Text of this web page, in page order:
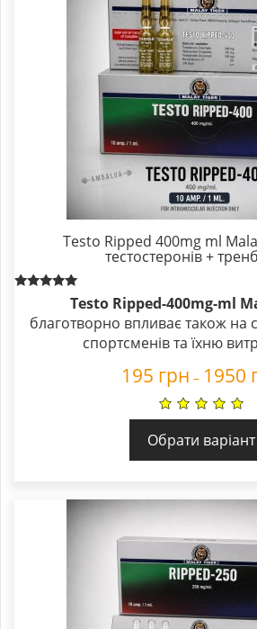
Testo Ripped 400mg ml
тестостеронів +
out of 5
Testo Ripped-400mg-ml
благотворно впливає також на
спортсменів та їхню
195 грн – 1950
Обрати варіант